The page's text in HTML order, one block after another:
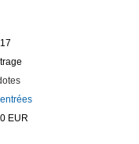
EUR